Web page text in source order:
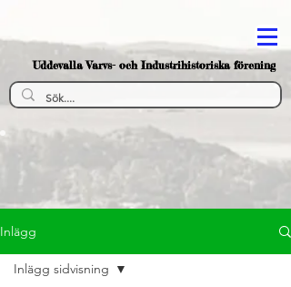
Uddevalla Varvs- och Industrihistoriska förening
Inlägg
Inlägg sidvisning